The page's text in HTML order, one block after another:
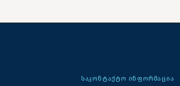
ᲡᲐᲙᲝᲜᲢᲐᲥᲢᲝ ᲘᲜᲤᲝᲠᲛᲐᲪᲘᲐ